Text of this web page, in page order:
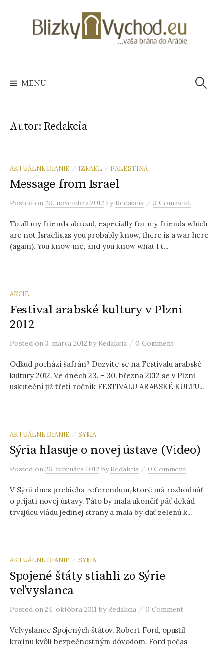
c
o
t
t
MENU H
ť
Autor: Redakcia
AKTUÁLNE DIANIE / IZRAEL / PALESTÍNA
Message from Israel
Posted on 20. novembra 2012 by Redakcia / 0 Comment
To all my friends abroad, especially for my friends which
are not Israelis.as you probably know, there is a war here
(again). You know me, and you know what I t...
AKCIE
Festival arabské kultury v Plzni
2012
Posted on 3. marca 2012 by Redakcia / 0 Comment
Odkud pochází šafrán? Dozvíte se na Festivalu arabské
kultury 2012. Ve dnech 23. – 30. března 2012 se v Plzni
uskuteční již třetí ročník FESTIVALU ARABSKÉ KULTU...
AKTUÁLNE DIANIE / SÝRIA
Sýria hlasuje o novej ústave (Video)
Posted on 26. februára 2012 by Redakcia / 0 Comment
V Sýrii dnes prebieha referendum, ktoré má rozhodnúť
o prijatí novej ústavy. Táto by mala ukončiť päť dekád
trvajúcu vládu jedinej strany a mala by dať zelenú k...
AKTUÁLNE DIANIE / SÝRIA
Spojené štáty stiahli zo Sýrie
veľvyslanca
Posted on 24. októbra 2011 by Redakcia / 0 Comment
Veľvyslanec Spojených štátov, Robert Ford, opustil
krajinu kvôli bezpečnostným dôvodom. Ford počas